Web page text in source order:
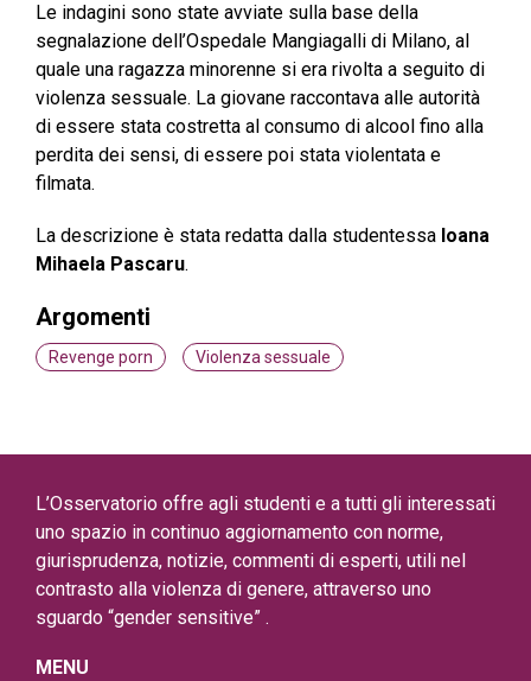
Le indagini sono state avviate sulla base della
segnalazione dell’Ospedale Mangiagalli di Milano, al
quale una ragazza minorenne si era rivolta a seguito di
violenza sessuale. La giovane raccontava alle autorità
di essere stata costretta al consumo di alcool fino alla
perdita dei sensi, di essere poi stata violentata e
filmata.
La descrizione è stata redatta dalla studentessa Ioana
Mihaela Pascaru.
Argomenti
Revenge porn Violenza sessuale
L’Osservatorio offre agli studenti e a tutti gli interessati
uno spazio in continuo aggiornamento con norme,
giurisprudenza, notizie, commenti di esperti, utili nel
contrasto alla violenza di genere, attraverso uno
sguardo “gender sensitive” .
MENU